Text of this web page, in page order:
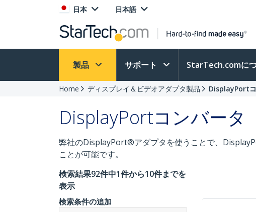
日本 日本語
製品 サポート StarTech.comに
Home ディスプレイ＆ビデオアダプタ製品 DisplayPort
DisplayPortコンバータ
弊社のDisplayPort®アダプタを使うことで、
ことが可能です。
検索結果92件中1件から10件までを
表示
検索条件の追加